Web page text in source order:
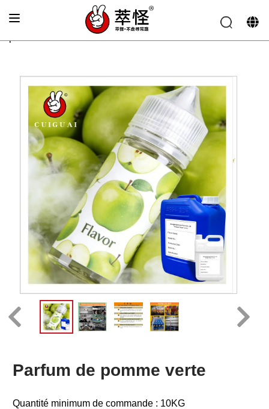
Arôme pour cigarette électronique
Parfum de
Parfum de pomme verte
Quantité minimum de commande : 10KG